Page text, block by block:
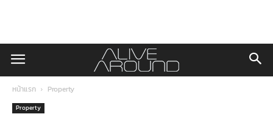
หน้าแรก Property
Property